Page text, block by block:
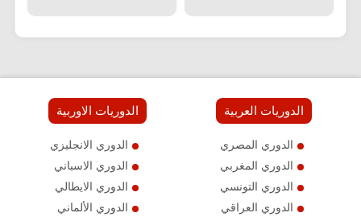
الدوريات العربية
الدوري المصري
الدوري المغربي
الدوري التونسي
الدوري العراقي
الدوريات الاوربية
الدوري الانجليزي
الدوري الاسباني
الدوري الايطالي
الدوري الألماني